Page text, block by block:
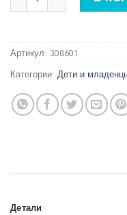
Артикул: 308601
Категории: Дети и
Детали